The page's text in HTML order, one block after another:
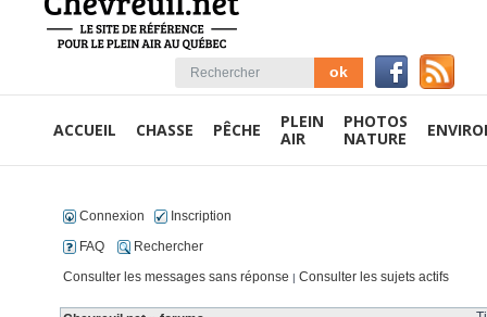
ACCUEIL CHASSE PÊCHE
PLEIN
AIR
PHOTOS
NATURE
Connexion
Inscription
FAQ
Rechercher
Consulter les messages sans réponse | Consulter les sujets actifs